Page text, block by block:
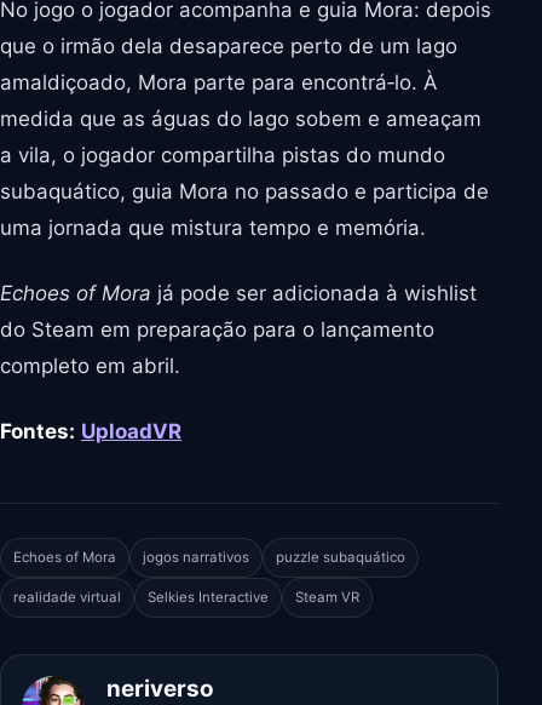
No jogo o jogador acompanha e guia Mora: depois
que o irmão dela desaparece perto de um lago
amaldiçoado, Mora parte para encontrá‑lo. À
medida que as águas do lago sobem e ameaçam
a vila, o jogador compartilha pistas do mundo
subaquático, guia Mora no passado e participa de
uma jornada que mistura tempo e memória.
Echoes of Mora já pode ser adicionada à wishlist
do Steam em preparação para o lançamento
completo em abril.
Fontes: UploadVR
Echoes of Mora jogos narrativos puzzle subaquático
realidade virtual Selkies Interactive Steam VR
neriverso